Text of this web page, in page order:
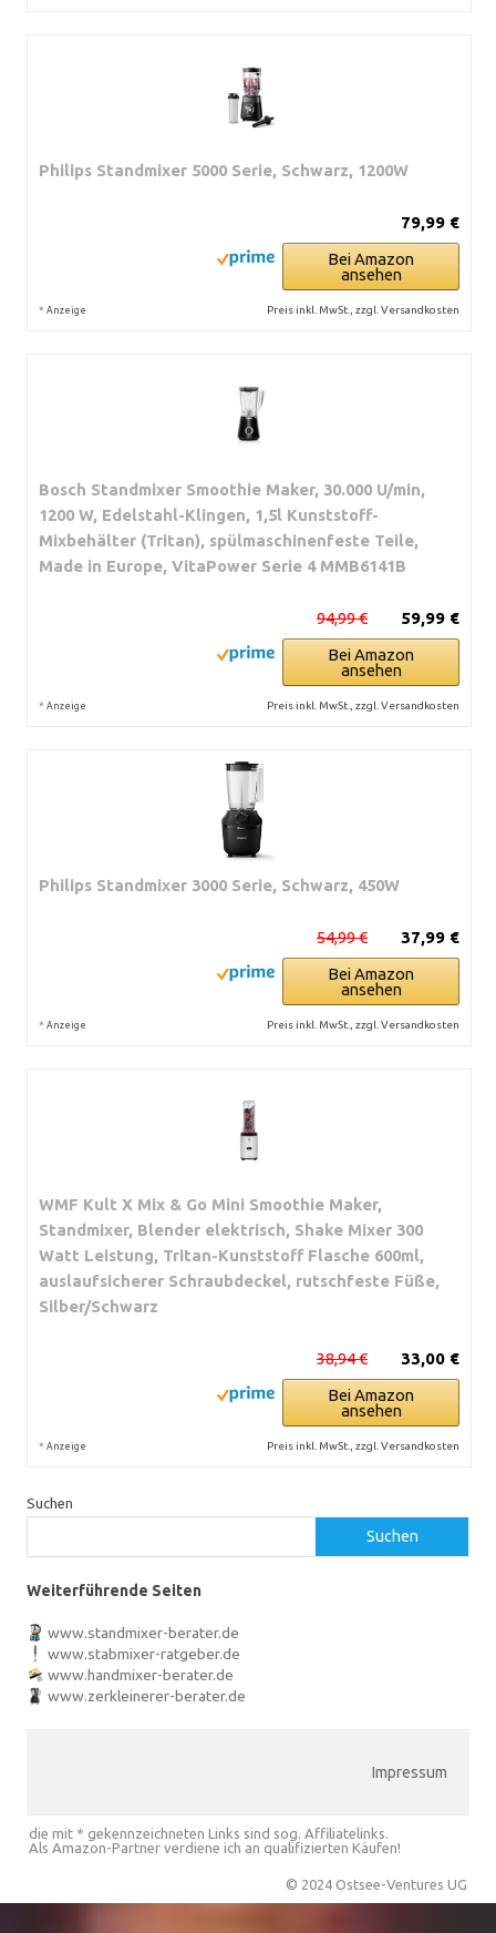
Philips Standmixer 5000 Serie, Schwarz, 1200W
79,99 €
Bei Amazon
ansehen
* Anzeige Preis inkl. MwSt., zzgl. Versandkosten
Bosch Standmixer Smoothie Maker, 30.000 U/min,
1200 W, Edelstahl-Klingen, 1,5l Kunststoff-
Mixbehälter (Tritan), spülmaschinenfeste Teile,
Made in Europe, VitaPower Serie 4 MMB6141B
59,99 €
94,99 €
Bei Amazon
ansehen
* Anzeige Preis inkl. MwSt., zzgl. Versandkosten
Philips Standmixer 3000 Serie, Schwarz, 450W
37,99 €
54,99 €
Bei Amazon
ansehen
* Anzeige Preis inkl. MwSt., zzgl. Versandkosten
WMF Kult X Mix & Go Mini Smoothie Maker,
Standmixer, Blender elektrisch, Shake Mixer 300
Watt Leistung, Tritan-Kunststoff Flasche 600ml,
auslaufsicherer Schraubdeckel, rutschfeste Füße,
Silber/Schwarz
33,00 €
38,94 €
Bei Amazon
ansehen
* Anzeige Preis inkl. MwSt., zzgl. Versandkosten
Suchen
Suchen
Weiterführende Seiten
www.standmixer-berater.de
www.stabmixer-ratgeber.de
www.handmixer-berater.de
www.zerkleinerer-berater.de
Impressum
die mit * gekennzeichneten Links sind sog. Affiliatelinks.
Als Amazon-Partner verdiene ich an qualifizierten Käufen!
© 2024 Ostsee-Ventures UG